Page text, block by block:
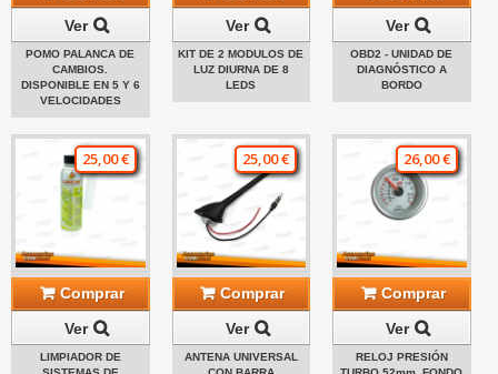
Ver
POMO PALANCA DE
CAMBIOS.
DISPONIBLE EN 5 Y 6
VELOCIDADES
Ver
KIT DE 2 MODULOS DE
LUZ DIURNA DE 8
LEDS
Ver
OBD2 - UNIDAD DE
DIAGNÓSTICO A
BORDO
25,00 €
Comprar
Ver
LIMPIADOR DE
25,00 €
Comprar
Ver
ANTENA UNIVERSAL
26,00 €
Comprar
Ver
RELOJ PRESIÓN